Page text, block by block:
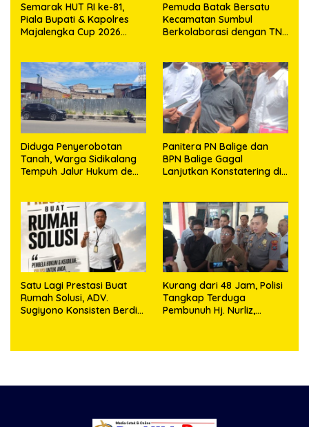
Semarak HUT RI ke-81,
Piala Bupati & Kapolres
Majalengka Cup 2026
Pemuda Batak Bersatu
Kecamatan Sumbul
Berkolaborasi dengan TNI
023/KS dan HUT Ke-81
Kemerdekaan RI
Diduga Penyerobotan
Tanah, Warga Sidikalang
Tempuh Jalur Hukum demi
Panitera PN Balige dan
BPN Balige Gagal
Lanjutkan Konstatering di
Satu Lagi Prestasi Buat
Rumah Solusi, ADV.
Sugiyono Konsisten Berdiri
Kurang dari 48 Jam, Polisi
Tangkap Terduga
Pembunuh Hj. Nurliz,